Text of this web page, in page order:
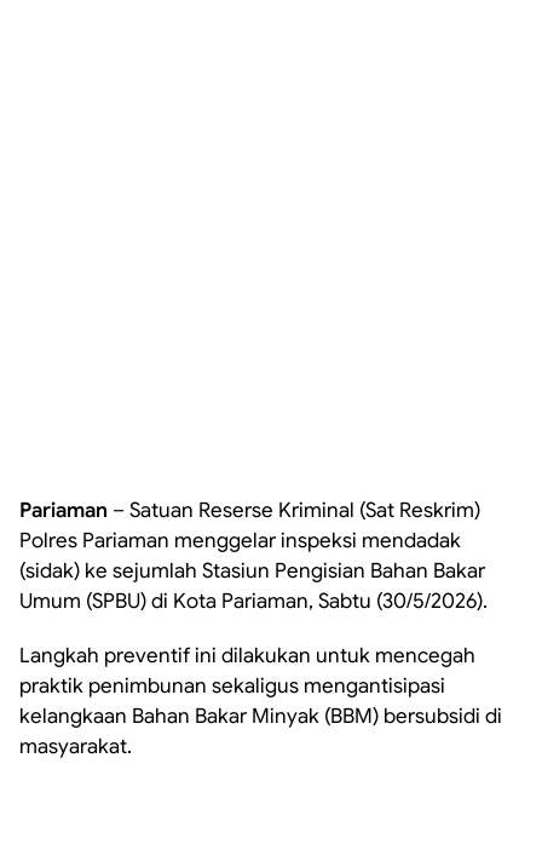
Pariaman – Satuan Reserse Kriminal (Sat Reskrim)
Polres Pariaman menggelar inspeksi mendadak
(sidak) ke sejumlah Stasiun Pengisian Bahan Bakar
Umum (SPBU) di Kota Pariaman, Sabtu (30/5/2026).
Langkah preventif ini dilakukan untuk mencegah
praktik penimbunan sekaligus mengantisipasi
kelangkaan Bahan Bakar Minyak (BBM) bersubsidi di
masyarakat.